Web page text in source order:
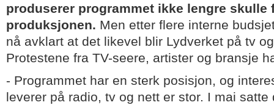
produserer programmet ikke lengre skulle
produksjonen. Men etter flere interne
nå avklart at det likevel blir Lydverket på tv
Protestene fra TV-seere, artister og bransje
- Programmet har en sterk posisjon, og
leverer på radio, tv og nett er stor. I mai satte